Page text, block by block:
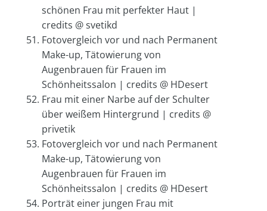
schönen Frau mit perfekter Haut |
credits @ svetikd
Fotovergleich vor und nach Permanent
Make-up, Tätowierung von
Augenbrauen für Frauen im
Schönheitssalon | credits @ HDesert
Frau mit einer Narbe auf der Schulter
über weißem Hintergrund | credits @
privetik
Fotovergleich vor und nach Permanent
Make-up, Tätowierung von
Augenbrauen für Frauen im
Schönheitssalon | credits @ HDesert
Porträt einer jungen Frau mit